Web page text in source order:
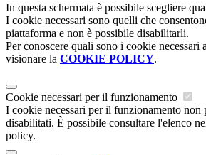
In questa schermata è possibile scegliere
I cookie necessari sono quelli che
piattaforma e non è possibile disabilitarli.
Per conoscere quali sono i cookie necessari
visionare la COOKIE POLICY.
Cookie necessari per il funzionamento
I cookie necessari per il funzionamento non
disabilitati. È possibile consultare l'elenco
policy.